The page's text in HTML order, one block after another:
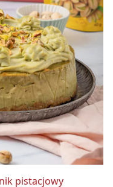
pistacjowy